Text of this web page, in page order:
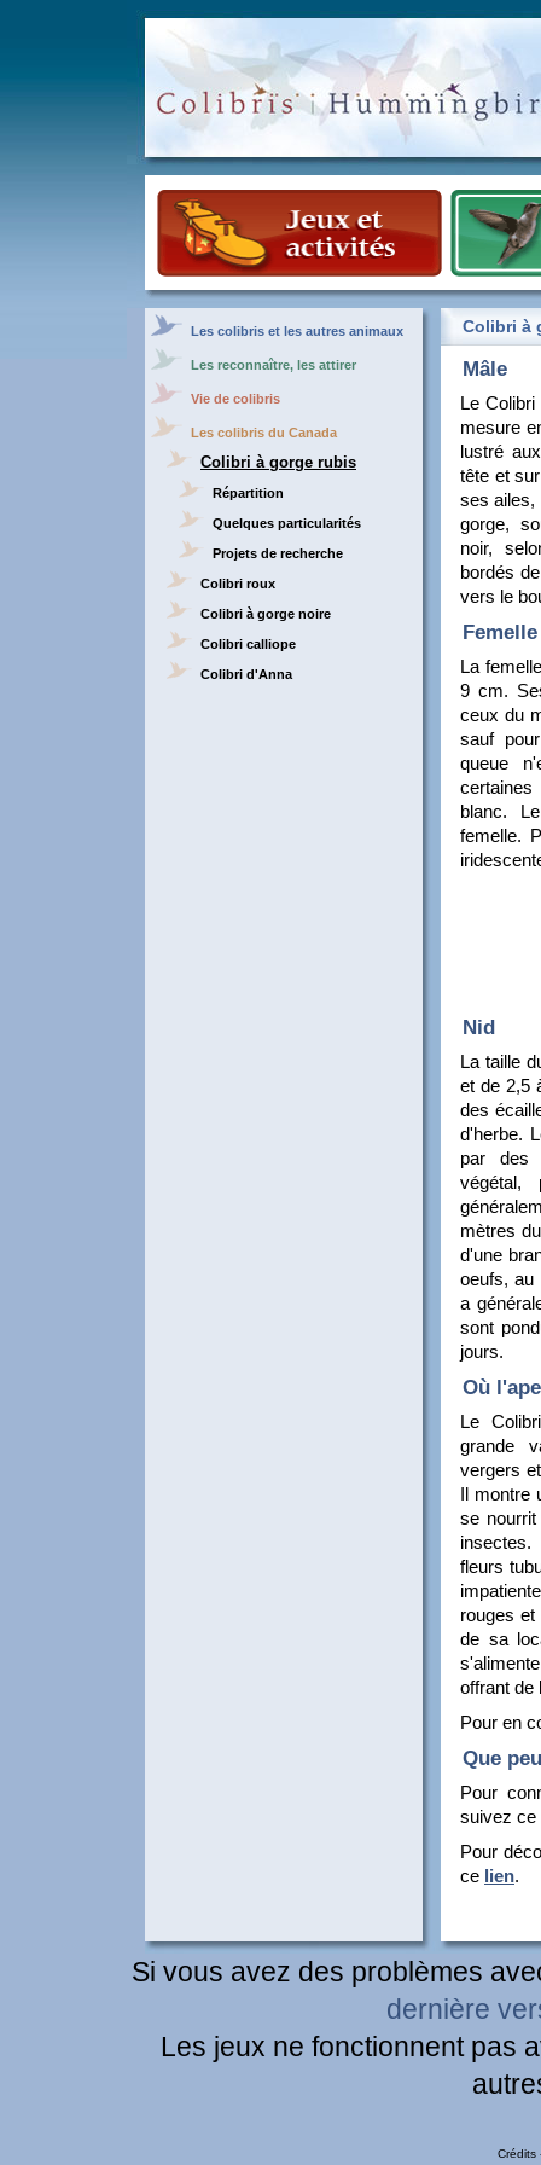
Les colibris et les autres animaux
Les reconnaître, les attirer
Vie de colibris
Les colibris du Canada
Colibri à gorge rubis
Répartition
Quelques particularités
Projets de recherche
Colibri roux
Colibri à gorge noire
Colibri calliope
Colibri d'Anna
Colibri à
Mâle
Le
mesure
lustré
tête et
ses ailes,
gorge,
noir,
bordés
vers le
La
9 cm.
ceux du
sauf
queue
certaines
blanc.
femelle.
Nid
La taille
et de 2,5
des
d'herbe.
par des
mètres
d'une
oeufs, au
a
sont
jours.
Où
Le
grande
vergers
Il
se
fleurs
rouges
de sa
offrant de
Pour en
Que
Pour
suivez ce
Pour
ce lien.
Si vous avez des problèmes
dernière
Les jeux ne fonctionnent pas
Crédits